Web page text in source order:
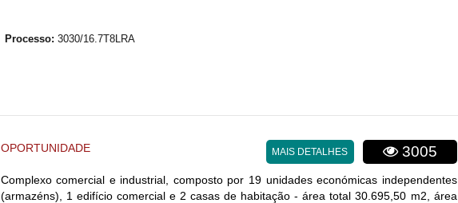
Processo: 3030/16.7T8LRA
OPORTUNIDADE 3005
MAIS DETALHES
Complexo comercial e industrial, composto por 19 unidades económicas independentes
(armazéns), 1 edifício comercial e 2 casas de habitação - área total 30.695,50 m2, área